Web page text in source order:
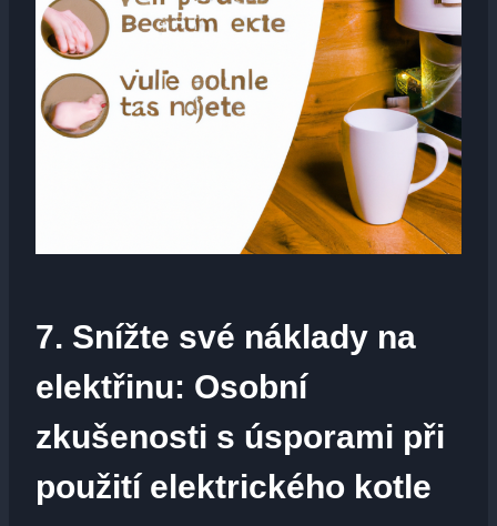
7. ‌Snížte své náklady na
‌elektřinu: Osobní
zkušenosti s​ úsporami při
použití⁣ elektrického kotle